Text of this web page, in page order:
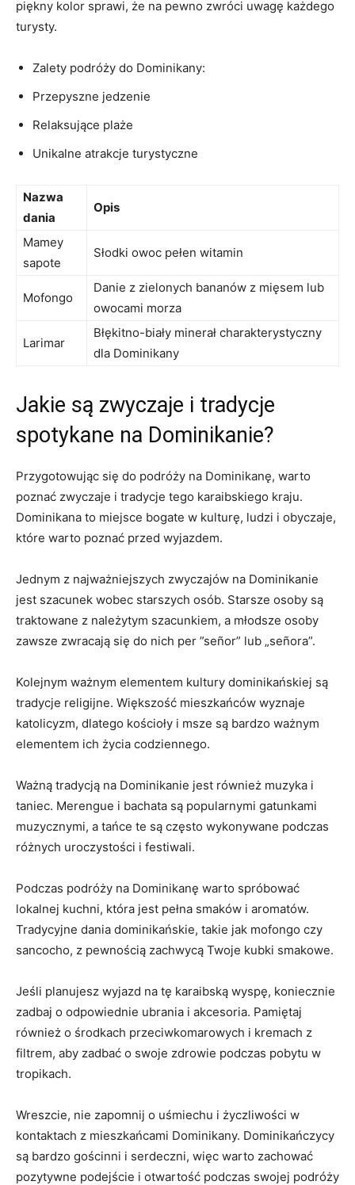
piękny ‍kolor sprawi, że na pewno zwróci uwagę każdego
turysty.
Zalety podróży⁤ do Dominikany:
Przepyszne jedzenie
Relaksujące plaże
Unikalne atrakcje turystyczne
Nazwa​
dania
Opis
Mamey
sapote
Słodki owoc pełen ​witamin
Mofongo
Danie ‌z zielonych bananów z mięsem lub
owocami morza
Larimar
Błękitno-biały minerał‍ charakterystyczny ​
dla Dominikany
Jakie są zwyczaje i tradycje⁤
spotykane na Dominikanie?
Przygotowując się do ‌podróży na Dominikanę, warto
poznać zwyczaje i tradycje tego​ karaibskiego kraju.
Dominikana to miejsce bogate w kulturę, ludzi i obyczaje,
które warto‍ poznać​ przed wyjazdem.
Jednym z najważniejszych zwyczajów na Dominikanie
jest szacunek wobec starszych osób.⁣ Starsze osoby⁣ są
traktowane ​z należytym szacunkiem, ⁢a młodsze osoby
zawsze zwracają się do nich per ​”señor” lub „señora”.
Kolejnym ważnym elementem kultury dominikańskiej są
tradycje religijne. Większość mieszkańców wyznaje
katolicyzm, dlatego kościoły ‌i msze są bardzo ⁣ważnym‍
elementem ich życia codziennego.
Ważną tradycją na Dominikanie⁢ jest również muzyka i‍
taniec. ⁤Merengue i bachata​ są popularnymi ⁢gatunkami
muzycznymi,⁤ a tańce te są ‍często wykonywane‍ podczas
różnych uroczystości i festiwali.
Podczas ⁤podróży na Dominikanę warto spróbować
lokalnej ‍kuchni, która jest⁢ pełna smaków i aromatów.
Tradycyjne dania dominikańskie,‍ takie jak mofongo czy‌
sancocho, z pewnością zachwycą Twoje kubki smakowe.
Jeśli planujesz wyjazd na⁣ tę karaibską wyspę, koniecznie‌
zadbaj o odpowiednie ubrania i akcesoria. Pamiętaj
również o środkach przeciwkomarowych i kremach z
filtrem, ⁤aby zadbać o swoje zdrowie podczas ‍pobytu w
tropikach.
Wreszcie, ​nie zapomnij o uśmiechu⁤ i życzliwości⁢ w
kontaktach z mieszkańcami Dominikany.⁣ Dominikańczycy
są bardzo gościnni i serdeczni, więc warto zachować
pozytywne ⁣podejście i otwartość‌ podczas swojej podróży